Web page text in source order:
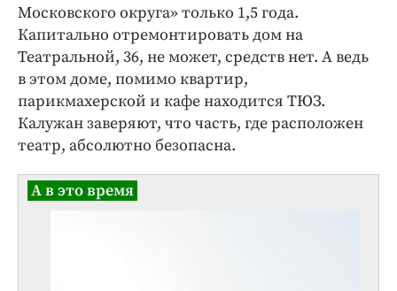
Московского округа» только 1,5 года.
Капитально отремонтировать дом на
Театральной, 36, не может, средств нет. А ведь
в этом доме, помимо квартир,
парикмахерской и кафе находится ТЮЗ.
Калужан заверяют, что часть, где расположен
театр, абсолютно безопасна.
А в это время